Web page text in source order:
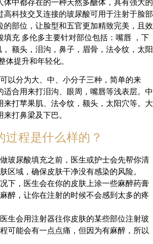
体中都存在的一种天然多醣体，具有强大的
高科技交叉连接的玻尿酸可用于注射于脸部
的部位，让脸型和五官更加精致完美，且效
填充 多伦多主要针对部位包括：嘴唇 ，下
额头，泪沟，鼻子，眉骨，法令纹，太阳
体提升和年轻化。
以分为大、中、小分子三种，简单的来
适合用来打泪沟、眼周，嘴唇等浅表层。中
来打苹果肌、法令纹，额头，太阳穴等。大
打鼻梁及下巴。
过程是什么样的？
玻尿酸填充之前，医生或护士会先帮你清
区域，确保皮肤干净没有感染的风险。
下，医生会在你的皮肤上涂一些麻醉药膏
醉，让你在注射的时候不会感到太多的疼
医生会用注射器往你皮肤的某些部位注射玻
可能会有一点点痛，但因为有麻醉，所以